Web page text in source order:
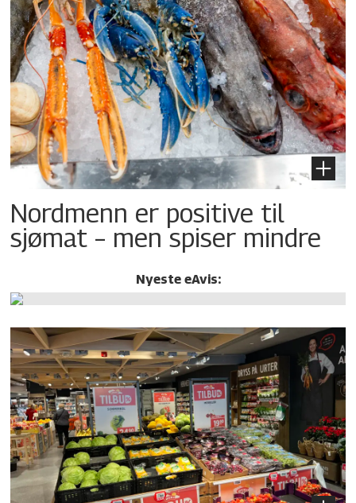
Nordmenn er positive til
sjømat – men spiser mindre
Nyeste eAvis: